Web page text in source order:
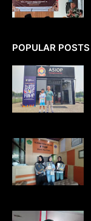
POPULAR POSTS